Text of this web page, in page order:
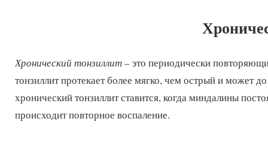
Хронический тонзиллит– это периодически
тонзиллит протекает более мягко, чем острый и может
хронический тонзиллит ставится, когда миндалины
происходит повторное воспаление.